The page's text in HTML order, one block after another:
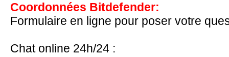
Coordonnées Bitdefender:
Formulaire en ligne pour poser votre
Chat online 24h/24 :